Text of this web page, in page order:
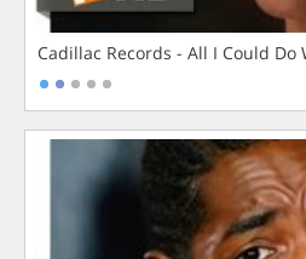
Cadillac Records - All I Could Do